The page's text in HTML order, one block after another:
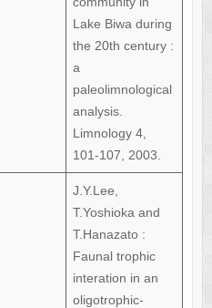
Lake Biwa during
the 20th century :
a
paleolimnological
analysis.
Limnology 4,
101-107, 2003.
J.Y.Lee,
T.Yoshioka and
T.Hanazato :
Faunal trophic
interation in an
oligotrophic-